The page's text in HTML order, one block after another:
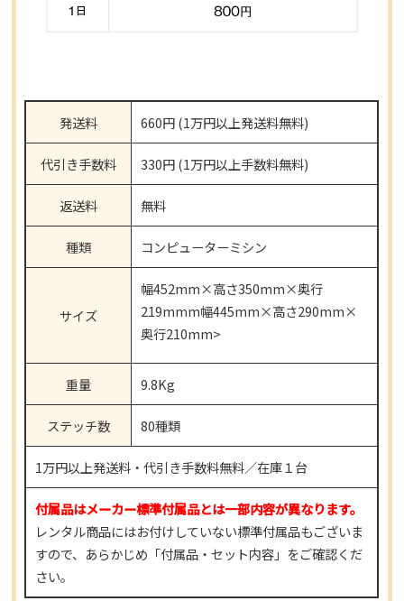
発送料 660円 (1万円以上発送料無料)
代引き手数料 330円 (1万円以上手数料無料)
返送料 無料
種類 コンピューターミシン
サイズ
幅452mm×高さ350mm×奥行
219mmm幅445mm×高さ290mm×
奥行210mm>
重量 9.8Kg
ステッチ数 80種類
1万円以上発送料・代引き手数料無料／在庫１台
付属品はメーカー標準付属品とは一部内容が異なります。
レンタル商品にはお付けしていない標準付属品もございま
すので、あらかじめ「付属品・セット内容」をご確認くだ
さい。